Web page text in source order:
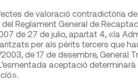
de valoració contradictòria
Reglament General de
2007 de 27 de julio, apartat 4, «la
per als pèrits tercers que
2003, de 17 de desembre,
aceptació